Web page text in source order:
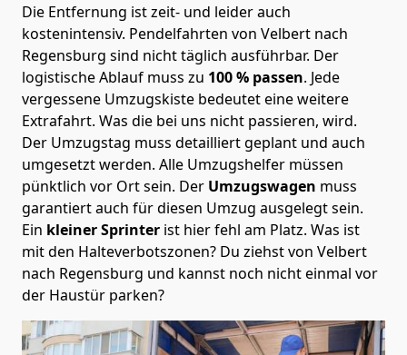
Die Entfernung ist zeit- und leider auch
kostenintensiv. Pendelfahrten von Velbert nach
Regensburg sind nicht täglich ausführbar. Der
logistische Ablauf muss zu 100 % passen. Jede
vergessene Umzugskiste bedeutet eine weitere
Extrafahrt. Was die bei uns nicht passieren, wird.
Der Umzugstag muss detailliert geplant und auch
umgesetzt werden. Alle Umzugshelfer müssen
pünktlich vor Ort sein. Der Umzugswagen muss
garantiert auch für diesen Umzug ausgelegt sein.
Ein kleiner Sprinter ist hier fehl am Platz. Was ist
mit den Halteverbotszonen? Du ziehst von Velbert
nach Regensburg und kannst noch nicht einmal vor
der Haustür parken?